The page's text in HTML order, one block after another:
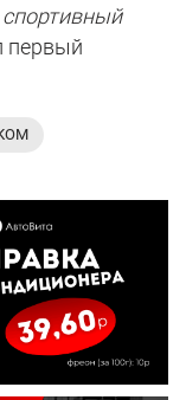
первый